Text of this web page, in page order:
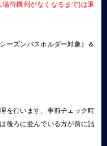
待機列がなくなるまで)は退
ーズンパスホルダー対象）＆
を行います。事前チェック時
後ろに並んでいる方が前に詰